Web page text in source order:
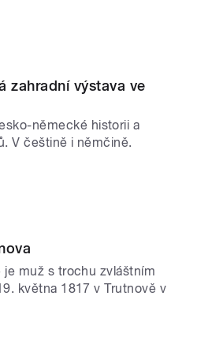
zahradní výstava ve
německé historii a
V češtině i němčině.
muž s trochu zvláštním
května 1817 v Trutnově v